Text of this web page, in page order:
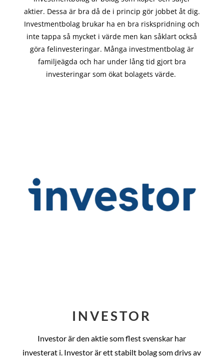
aktier. Dessa är bra då de i princip görjobbet åt dig.
Investmentbolag brukar ha en bra riskspridning och
inte tappa så mycket i värde men kan såklart också
göra felinvesteringar. Många investmentbolag är
familjeägda och har under lång tid gjort bra
investeringar som ökat bolagets värde.
INVESTOR
Investor är den aktie som flest svenskar har
investerat i. Investor är ett stabilt bolag som drivs av